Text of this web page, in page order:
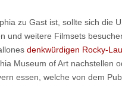
zu Gast ist, sollte sich die
und weitere Filmsets
denkwürdigen Rocky-
Museum of Art nachstellen
essen, welche von dem